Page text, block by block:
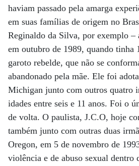
haviam passado pela amarga
em suas famílias de origem no
Reginaldo da Silva, por exemplo –
em outubro de 1989, quando tinha
garoto rebelde, que não se
abandonado pela mãe. Ele foi
Michigan junto com outros quatro
idades entre seis e 11 anos. Foi o
de volta. O paulista, J.C.O, hoje
também junto com outras duas
Oregon, em 5 de novembro de
violência e de abuso sexual dentro